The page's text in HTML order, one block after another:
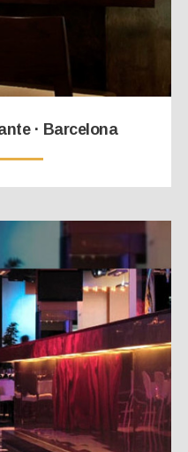
· Barcelona